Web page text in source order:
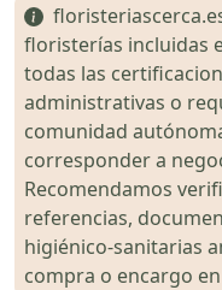
floristerías incluidas
todas las
administrativas o
comunidad
corresponder a
Recomendamos
referencias,
higiénico-sanitarias
compra o encargo